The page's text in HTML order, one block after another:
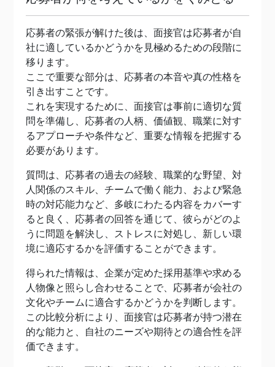
応募者の緊張が解けた後は、面接官は応募者が自
社に適しているかどうかを見極めるための段階に
移ります。
ここで重要な部分は、応募者の本音や真の性格を
引き出すことです。
これを実現するために、面接官は事前に適切な質
問を準備し、応募者の人柄、価値観、職業に対す
るアプローチや条件など、重要な情報を把握する
必要があります。
質問は、応募者の過去の経験、職業的な野望、対
人関係のスキル、チームで働く能力、および緊急
時の対応能力など、多岐にわたる内容をカバーす
ると良く、応募者の回答を通じて、彼らがどのよ
うに問題を解決し、ストレスに対処し、新しい環
境に適応するかを評価することができます。
得られた情報は、企業が定めた採用基準や求める
人物像と照らし合わせることで、応募者が会社の
文化やチームに適合するかどうかを判断します。
この比較分析により、面接官は応募者が持つ潜在
的な能力と、自社のニーズや期待との適合性を評
価できます。